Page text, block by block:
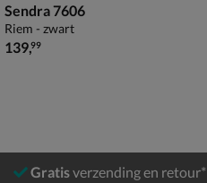
Sendra 7606
Riem - zwart
€ 139,99
139,99
Gratisverzending en retour*